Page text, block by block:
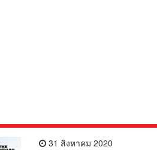
31 สิงหาคม 2020